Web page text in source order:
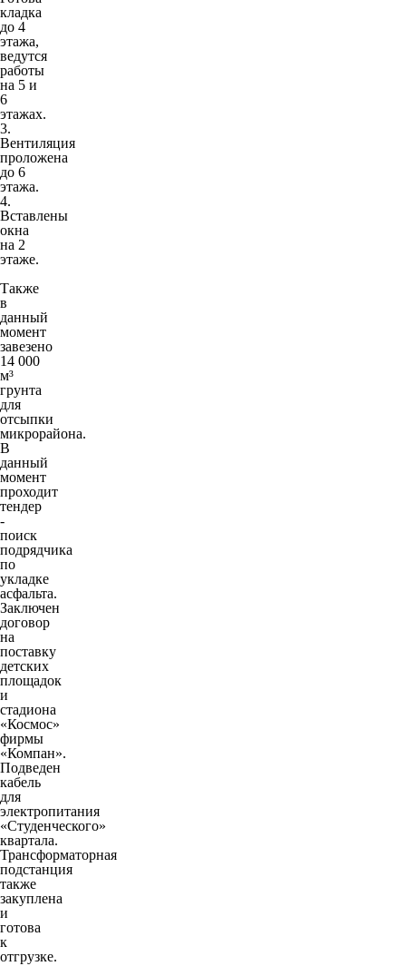
кладка
до 4
этажа,
ведутся
работы
на 5 и
6
этажах.
3.
Вентиляция
проложена
до 6
этажа.
4.
Вставлены
окна
на 2
этаже.
Также
в
данный
момент
завезено
14 000
м³
грунта
для
отсыпки
микрорайона.
В
данный
момент
проходит
тендер
-
поиск
подрядчика
по
укладке
асфальта.
Заключен
договор
на
поставку
детских
площадок
и
стадиона
«Космос»
фирмы
«Компан».
Подведен
кабель
для
электропитания
«Студенческого»
квартала.
Трансформаторная
подстанция
также
закуплена
и
готова
к
отгрузке.